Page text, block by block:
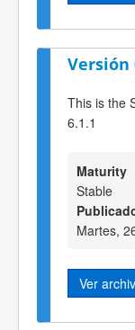
Versión
This is the
6.1.1
Maturity
Stable
Martes,
Ver